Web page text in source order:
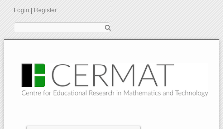
Login | Register